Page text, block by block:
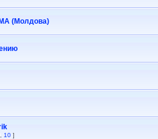
(Молдова)
10 ]